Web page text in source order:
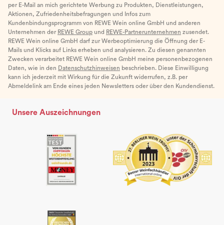
per E-Mail an mich gerichtete Werbung zu Produkten, Dienstleistungen,
Aktionen, Zufriedenheitsbefragungen und Infos zum
Kundenbindungsprogramm von REWE Wein online GmbH und anderen
Unternehmen der REWE Group und REWE-Partnerunternehmen zusendet.
REWE Wein online GmbH darf zur Werbeoptimierung die Öffnung der E-
Mails und Klicks auf Links erheben und analysieren. Zu diesen genannten
Zwecken verarbeitet REWE Wein online GmbH meine personenbezogenen
Daten, wie in den Datenschutzhinweisen beschrieben. Diese Einwilligung
kann ich jederzeit mit Wirkung für die Zukunft widerrufen, z.B. per
Abmeldelink am Ende eines jeden Newsletters oder über den Kundendienst.
Unsere Auszeichnungen